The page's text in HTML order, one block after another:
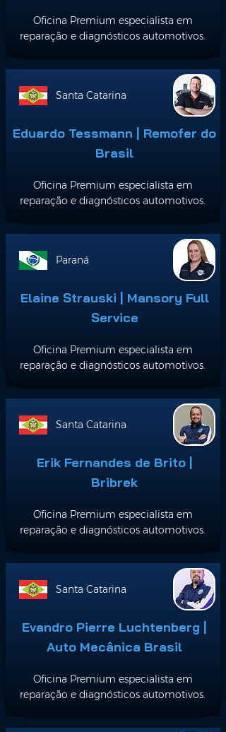
Oficina Premium especialista em
reparação e diagnósticos automotivos.
Santa Catarina
Eduardo Tessmann | Remofer do
Brasil
Oficina Premium especialista em
reparação e diagnósticos automotivos.
Paraná
Elaine Strauski | Mansory Full
Service
Oficina Premium especialista em
reparação e diagnósticos automotivos.
Santa Catarina
Erik Fernandes de Brito |
Bribrek
Oficina Premium especialista em
reparação e diagnósticos automotivos.
Santa Catarina
Evandro Pierre Luchtenberg |
Auto Mecânica Brasil
Oficina Premium especialista em
reparação e diagnósticos automotivos.